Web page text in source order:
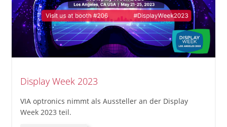
Display Week 2023
VIA optronics nimmt als Aussteller an der Display
Week 2023 teil.